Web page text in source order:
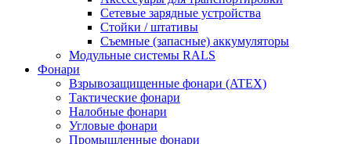
Сетевые зарядные устройства
Стойки / штативы
Съемные (запасные) аккумуляторы
Модульные системы RALS
Фонари
Взрывозащищенные фонари (ATEX)
Тактические фонари
Налобные фонари
Угловые фонари
Промышленные фонари